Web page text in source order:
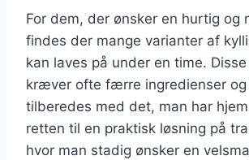
For dem, der ønsker en hurtig og
findes der mange varianter af
kan laves på under en time.
kræver ofte færre ingredienser og
tilberedes med det, man har
retten til en praktisk løsning på
hvor man stadig ønsker en